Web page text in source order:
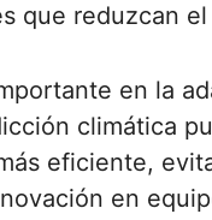
que reduzcan
en la
climática
eficiente,
en